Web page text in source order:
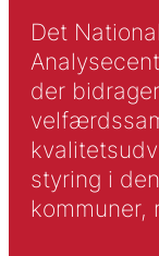
Det
der
styring i
kommuner,